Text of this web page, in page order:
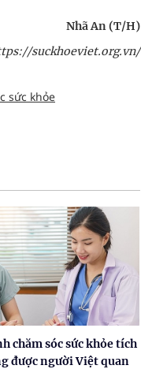
Nhã An (T/H)
suckhoeviet.org.vn/
sức khỏe
chăm sóc sức khỏe tích
được người Việt quan